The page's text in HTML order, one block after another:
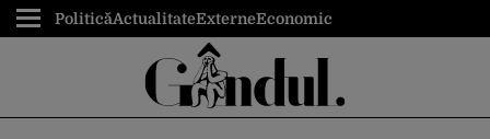
PoliticăActualitateExterneEconomic